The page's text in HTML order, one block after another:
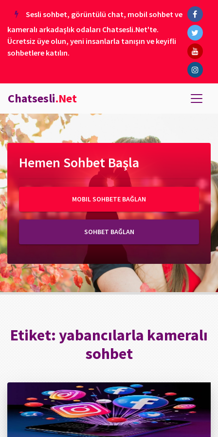
Sesli sohbet, görüntülü chat, mobil sohbet ve
kameralı arkadaşlık odaları Chatsesli.Net'te.
Ücretsiz üye olun, yeni insanlarla tanışın ve keyifli
sohbetlere katılın.
Chatsesli.Net
Hemen Sohbet Başla
MOBIL SOHBETE BAĞLAN
SOHBET BAĞLAN
Etiket: yabancılarla kameralı
sohbet